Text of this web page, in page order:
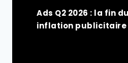
Ads Q2 2026 : la fin
inflation publicitaire